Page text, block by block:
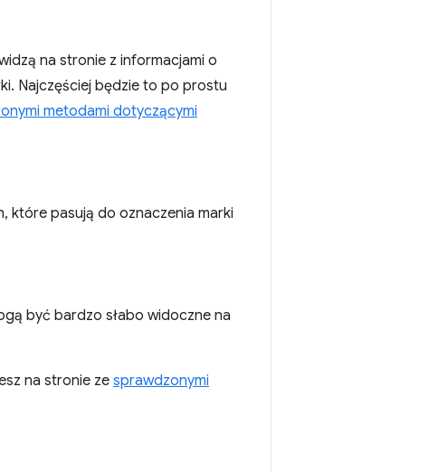
na stronie z informacjami o
Najczęściej będzie to po prostu
metodami dotyczącymi
które pasują do oznaczenia marki
być bardzo słabo widoczne na
na stronie ze sprawdzonymi